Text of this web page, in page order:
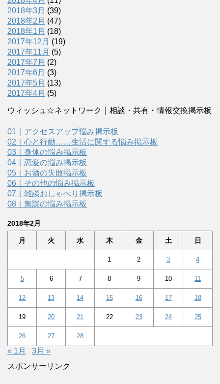
2018年3月 (39)
2018年2月 (47)
2018年1月 (18)
2017年12月 (19)
2017年11月 (5)
2017年7月 (2)
2017年6月 (3)
2017年5月 (13)
2017年4月 (5)
ウィッシュ☆ネットワーク｜相談・共有・情報交換掲示板
01｜アクセスアップ悩み掲示板
02｜心と行動……生活に関する悩み掲示板
03｜身体の悩み掲示板
04｜恋愛の悩み掲示板
05｜お酒の失敗掲示板
06｜その他の悩み掲示板
07｜雑談おしゃべり掲示板
08｜無謀の悩み掲示板
2018年2月
月 火 水 木 金 土 日
1 2 3 4
5 6 7 8 9 10 11
12 13 14 15 16 17 18
19 20 21 22 23 24 25
26 27 28
« 1月
3月 »
スポンサーリンク